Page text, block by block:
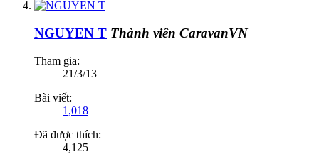
NGUYEN T Thành viên CaravanVN
Tham gia:
21/3/13
Bài viết:
1,018
Đã được thích:
4,125